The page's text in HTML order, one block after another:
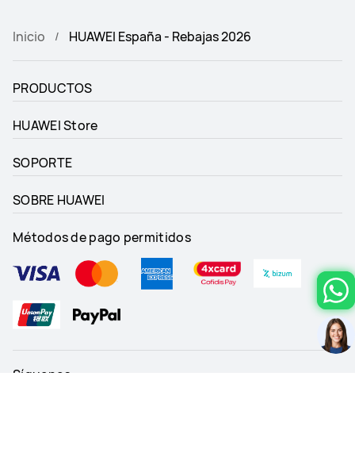
Inicio HUAWEI España - Rebajas 2026
PRODUCTOS
HUAWEI Store
SOPORTE
SOBRE HUAWEI
Métodos de pago permitidos
Síguenos